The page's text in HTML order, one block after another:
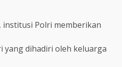
institusi Polri memberikan
yang dihadiri oleh keluarga